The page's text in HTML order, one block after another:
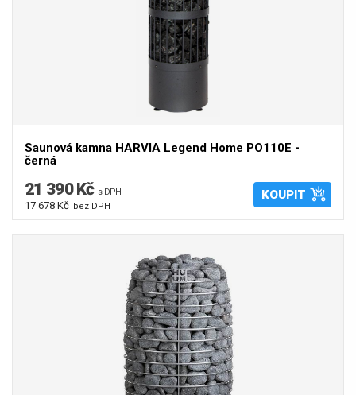
Saunová kamna HARVIA Legend Home PO110E -
černá
21 390 Kč s DPH
17 678 Kč bez DPH
KOUPIT